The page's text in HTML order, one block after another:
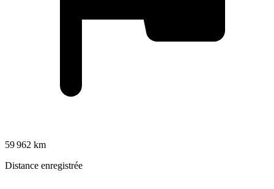
59 962 km
Distance enregistrée